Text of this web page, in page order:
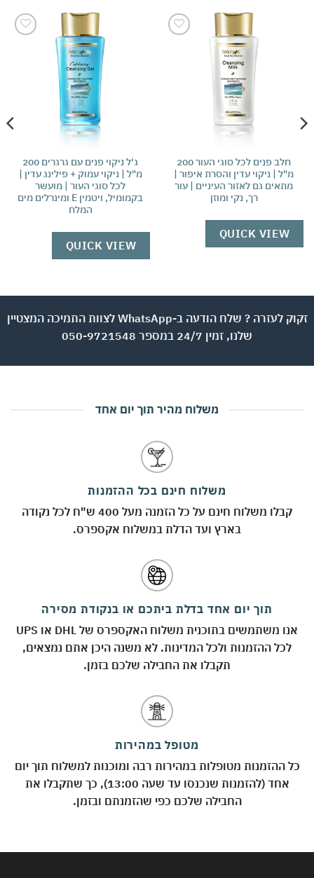
חלב פנים לכל סוגי העור 200
מ"ל | ניקוי עדין והסרת איפור |
מתאים גם לאזור העיניים | עור
רך, נקי ומוזן
QUICK VIEW
ג'ל ניקוי פנים עם גרגרים 200
מ"ל | ניקוי עמוק + פילינג עדין |
לכל סוגי העור | מועשר
בקמומיל, ויטמין E ומינרלים מים
המלח
QUICK VIEW
זקוק לעזרה ? שלח הודעה ב-WhatsApp לצוות התמיכה המצטיין
שלנו, זמין 24/7 במספר 050-9721548
משלוח מהיר תוך יום אחד
משלוח חינם בכל ההזמנות
קבלו משלוח חינם על כל הזמנה מעל 400 ש"ח לכל נקודה
בארץ ועד הדלת במשלוח אקספרס.
תוך יום אחד בדלת ביתכם או בנקודת מסירה
אנו משתמשים בתוכנית משלוח האקספרס של DHL או UPS
לכל ההזמנות ולכל המדינות. לא משנה היכן אתם נמצאים,
תקבלו את החבילה שלכם בזמן.
מטופל במהירות
כל ההזמנות מטופלות במהירות רבה ומוכנות למשלוח תוך יום
אחד (להזמנות שנכנסו עד שעה 13:00), כך שתקבלו את
החבילה שלכם כפי שהזמנתם ובזמן.